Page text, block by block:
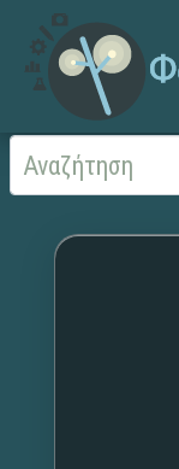
Αρχική Χωρίς